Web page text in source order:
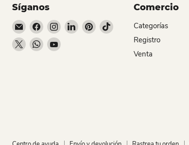
Síganos
Encuéntrenos en Correo electrónico
Encuéntrenos en Facebook
Encuéntrenos en Instagram
Encuéntrenos en LinkedIn
Encuéntrenos en Pinterest
Encuéntrenos en TikTok
Encuéntrenos en X
Encuéntrenos en WhatsApp
Encuéntrenos en YouTube
Comercio
Categorías
Registro
Venta